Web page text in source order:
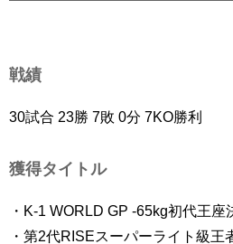
戦績
30試合 23勝 7敗 0分 7KO勝利
獲得タイトル
・K-1 WORLD GP -65kg初代王
・第2代RISEスーパーライト級王